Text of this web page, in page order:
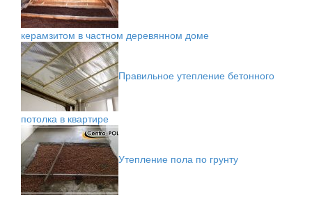
керамзитом в частном деревянном доме
Правильное утепление бетонного
потолка в квартире
Утепление пола по грунту